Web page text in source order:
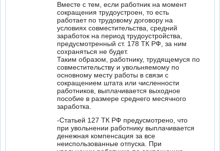
Вместе с тем, если работник на момент
сокращения трудоустроен, то есть
работает по трудовому договору на
условиях совместительства, средний
заработок на период трудоустройства,
предусмотренный ст. 178 ТК РФ, за ним
сохраняться не будет.
Таким образом, работнику, трудящемуся по
совместительству и увольняемому по
основному месту работы в связи с
сокращением штата или численности
работников, выплачивается выходное
пособие в размере среднего месячного
заработка.
-Статьей 127 ТК РФ предусмотрено, что
при увольнении работнику выплачивается
денежная компенсация за все
неиспользованные отпуска. При